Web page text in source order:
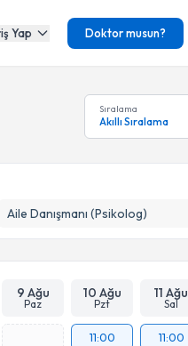
Yap Doktor musun?
Sıralama
Akıllı Sıralama
Aile Danışmanı (Psikolog)
9 Ağu
Paz
10 Ağu
Pzt
11 Ağu
Sal
11:00
11:00